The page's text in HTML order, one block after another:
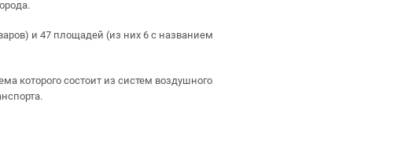
и 47 площадей (из них 6 c названием
которого состоит из систем воздушного